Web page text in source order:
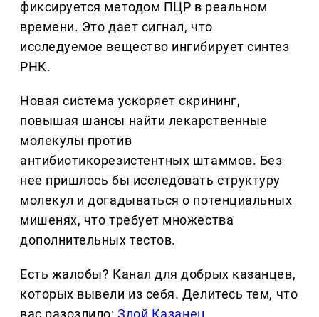
фиксируется методом ПЦР в реальном
времени. Это дает сигнал, что
исследуемое вещество ингибирует синтез
РНК.
Новая система ускоряет скрининг,
повышая шансы найти лекарственные
молекулы против
антибиотикорезистентных штаммов. Без
нее пришлось бы исследовать структуру
молекул и догадываться о потенциальных
мишенях, что требует множества
дополнительных тестов.
Есть жалобы? Канал для добрых казанцев,
которых вывели из себя. Делитеcь тем, что
вас разозлило:Злой Казанец